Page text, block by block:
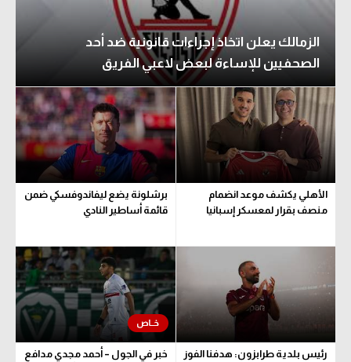
الزمالك يعلن اتخاذ إجراءات قانونية ضد أحد
الصحفيين للإساءة لبعض لاعبي الفريق
الأهلي يكشف موعد انضمام
منصف بقرار لمعسكر إسبانيا
برشلونة يضع ليفاندوفسكي ضمن
قائمة أساطير النادي
رئيس بلدية طرابزون: هدفنا الفوز
خبر في الجول – أحمد مجدي مدافع